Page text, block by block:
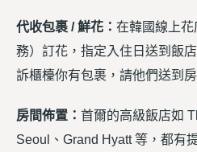
代收包裹 / 鮮花： 在韓國線上
務）訂花，指定入住日送到飯
訴櫃檯你有包裹，請他們送到
房間佈置： 首爾的高級飯店如
Seoul、Grand Hyatt 等，都有